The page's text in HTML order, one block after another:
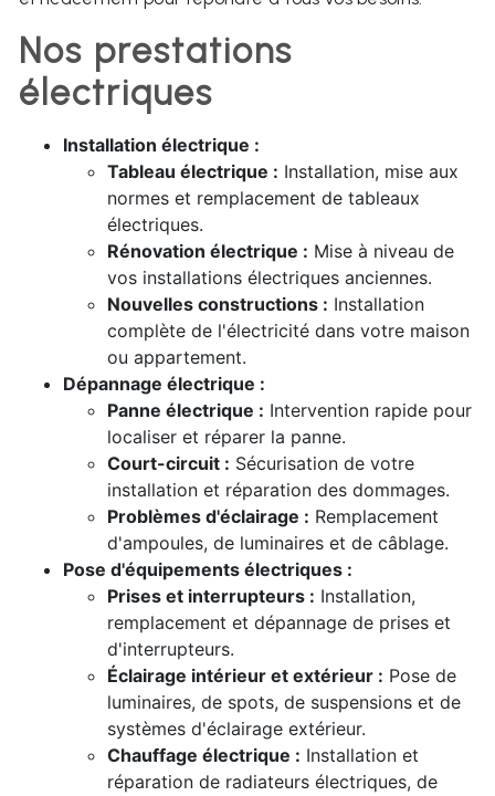
Nos prestations
électriques
Installation électrique :
Tableau électrique : Installation, mise aux
normes et remplacement de tableaux
électriques.
Rénovation électrique : Mise à niveau de
vos installations électriques anciennes.
Nouvelles constructions : Installation
complète de l'électricité dans votre maison
ou appartement.
Dépannage électrique :
Panne électrique : Intervention rapide pour
localiser et réparer la panne.
Court-circuit : Sécurisation de votre
installation et réparation des dommages.
Problèmes d'éclairage : Remplacement
d'ampoules, de luminaires et de câblage.
Pose d'équipements électriques :
Prises et interrupteurs : Installation,
remplacement et dépannage de prises et
d'interrupteurs.
Éclairage intérieur et extérieur : Pose de
luminaires, de spots, de suspensions et de
systèmes d'éclairage extérieur.
Chauffage électrique : Installation et
réparation de radiateurs électriques, de